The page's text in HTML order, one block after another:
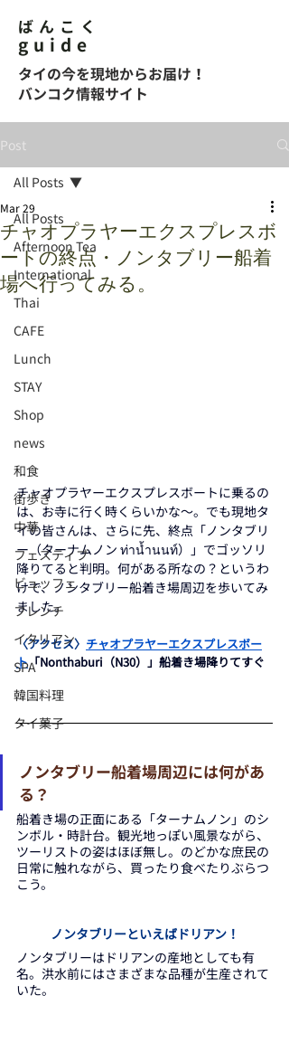
ばんこく
guide
タイの今を現地からお届け！
バンコク情報サイト
Post
All Posts
Afternoon Tea
International
Thai
CAFE
Lunch
STAY
Shop
news
和食
街歩き
中華
フェスティブ
ビュッフェ
フレンチ
イタリアン
SPA
韓国料理
タイ菓子
All Posts
チャオプラヤーエクスプレスボ
ートの終点・ノンタブリー船着
場へ行ってみる。
Mar 29
チャオプラヤーエクスプレスボートに乗るの
は、お寺に行く時くらいかな～。でも現地タ
イの皆さんは、さらに先、終点「ノンタブリ
ー（ターナムノン ท่าน้ำนนท์）」でゴッソリ
降りてると判明。何がある所なの？というわ
けで、ノンタブリー船着き場周辺を歩いてみ
ました。
〈アクセス〉 チャオプラヤーエクスプレスボー
ト「Nonthaburi（N30）」船着き場降りてすぐ
ノンタブリー船着場周辺には何があ
る？
船着き場の正面にある「ターナムノン」のシ
ンボル・時計台。観光地っぽい風景ながら、
ツーリストの姿はほぼ無し。のどかな庶民の
日常に触れながら、買ったり食べたりぶらつ
こう。
ノンタブリーといえばドリアン！
ノンタブリーはドリアンの産地としても有
名。洪水前にはさまざまな品種が生産されて
いた。